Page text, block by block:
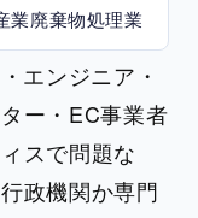
業廃棄物処理業
エンジニア・
ー・EC事業者
スで問題な
政機関か専門